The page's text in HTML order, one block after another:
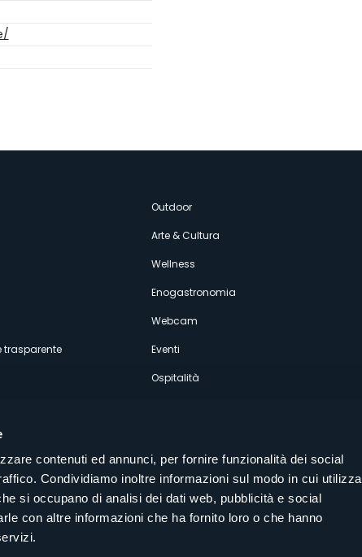
contenuti ed annunci, per fornire funzionalità dei social
Condividiamo inoltre informazioni sul modo in cui utilizza
si occupano di analisi dei dati web, pubblicità e social
con altre informazioni che ha fornito loro o che hanno
trasparente
Outdoor
Arte & Cultura
Wellness
Enogastronomia
Webcam
Eventi
Ospitalità
Seguici sui nostri canali social